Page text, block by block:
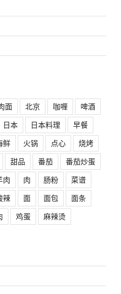
面 北京 咖喱
啤酒
日本 日本料理
早餐
鲜 火锅 点心
烧烤
甜品 番茄
番茄炒蛋
肉 肉 肠粉
菜谱
辣 面 面包
面条
鸡蛋 麻辣烫